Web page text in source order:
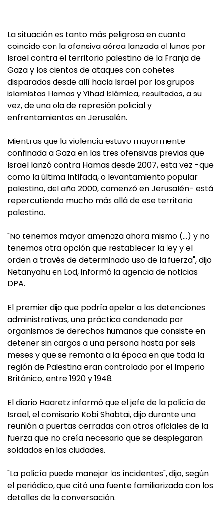
La situación es tanto más peligrosa en cuanto
coincide con la ofensiva aérea lanzada el lunes por
Israel contra el territorio palestino de la Franja de
Gaza y los cientos de ataques con cohetes
disparados desde allí hacia Israel por los grupos
islamistas Hamas y Yihad Islámica, resultados, a su
vez, de una ola de represión policial y
enfrentamientos en Jerusalén.
Mientras que la violencia estuvo mayormente
confinada a Gaza en las tres ofensivas previas que
Israel lanzó contra Hamas desde 2007, esta vez -que
como la última Intifada, o levantamiento popular
palestino, del año 2000, comenzó en Jerusalén- está
repercutiendo mucho más allá de ese territorio
palestino.
"No tenemos mayor amenaza ahora mismo (…) y no
tenemos otra opción que restablecer la ley y el
orden a través de determinado uso de la fuerza", dijo
Netanyahu en Lod, informó la agencia de noticias
DPA.
El premier dijo que podría apelar a las detenciones
administrativas, una práctica condenada por
organismos de derechos humanos que consiste en
detener sin cargos a una persona hasta por seis
meses y que se remonta a la época en que toda la
región de Palestina eran controlado por el Imperio
Británico, entre 1920 y 1948.
El diario Haaretz informó que el jefe de la policía de
Israel, el comisario Kobi Shabtai, dijo durante una
reunión a puertas cerradas con otros oficiales de la
fuerza que no creía necesario que se desplegaran
soldados en las ciudades.
"La policía puede manejar los incidentes", dijo, según
el periódico, que citó una fuente familiarizada con los
detalles de la conversación.